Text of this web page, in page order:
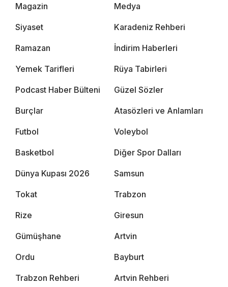
Magazin Medya
Siyaset Karadeniz Rehberi
Ramazan İndirim Haberleri
Yemek Tarifleri Rüya Tabirleri
Podcast Haber Bülteni Güzel Sözler
Burçlar Atasözleri ve Anlamları
Futbol Voleybol
Basketbol Diğer Spor Dalları
Dünya Kupası 2026 Samsun
Tokat Trabzon
Rize Giresun
Gümüşhane Artvin
Ordu Bayburt
Trabzon Rehberi Artvin Rehberi